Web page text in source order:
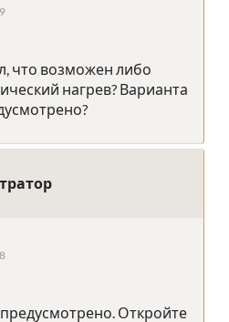
что возможен либо
нагрев? Варианта
Откройте